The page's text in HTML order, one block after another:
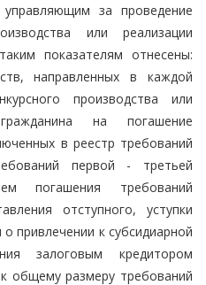
за проведение
или реализации
показателям отнесены:
направленных в каждой
производства или
на погашение
в реестр требований
первой - третьей
погашения требований
отступного, уступки
привлечении к субсидиарной
залоговым кредитором
общему размеру требований